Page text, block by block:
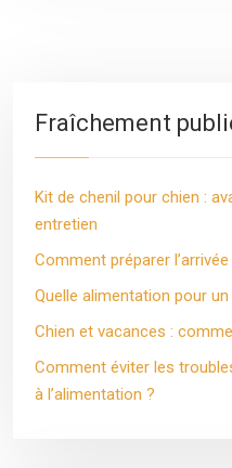
Fraîchement
Kit de chenil pour chien :
entretien
Comment préparer
Quelle alimentation pour
Chien et vacances :
Comment éviter les
à l’alimentation ?